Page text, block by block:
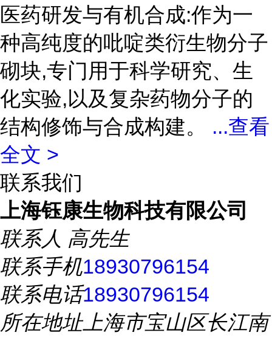
医药研发与有机合成:作为一
种高纯度的吡啶类衍生物分子
砌块,专门用于科学研究、生
化实验,以及复杂药物分子的
结构修饰与合成构建。 ...查看
全文 >
联系我们
上海钰康生物科技有限公司
联系人 高先生
联系手机18930796154
联系电话18930796154
所在地址上海市宝山区长江南